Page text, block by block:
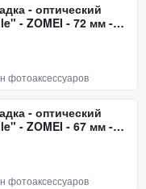
- оптический
- ZOMEI - 72 мм -
фотоаксессуаров
- оптический
- ZOMEI - 67 мм -
фотоаксессуаров